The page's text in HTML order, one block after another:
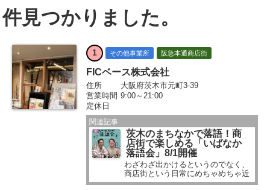
件見つかりました。
1 その他事業所 阪急本通商店街
FICベース株式会社
住所
大阪府茨木市元町3-39
営業時間 9:00～21:00
定休日
関連記事
茨木のまちなかで落語！商
店街で楽しめる「いばなか
落語会」8/1開催
わざわざ出かけるというのでなく、
商店街という日常にめちゃめちゃ近
い場所で開かれる落語会が、8月1日